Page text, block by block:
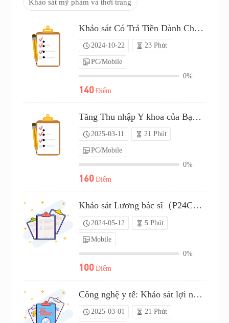
Khảo sát Có Trả Tiền Dành Cho Nha sĩ（P24C01449177）
2024-10-22 23 Phút
PC/Mobile
0%
140 Điểm
Tăng Thu nhập Y khoa của Bạn: Thông tin Chuyên sâu về Phòng khám（P25C02039859）
2025-03-11 21 Phút
PC/Mobile
0%
160 Điểm
Khảo sát Lương bác sĩ（P24C00598090）
2024-05-12 5 Phút
Mobile
0%
100 Điểm
Công nghệ y tế: Khảo sát lợi nhuận so với chi phí?（P25C02010130）
2025-03-01 21 Phút